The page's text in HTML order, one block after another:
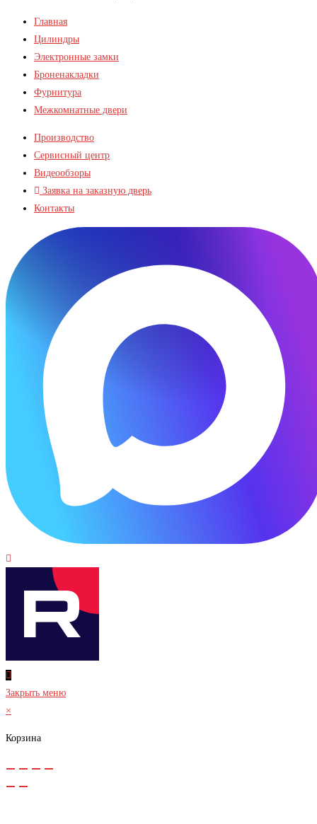
Главная
Цилиндры
Электронные замки
Броненакладки
Фурнитура
Межкомнатные двери
Производство
Сервисный центр
Видеообзоры
Заявка на заказную дверь
Контакты
Закрыть меню
×
Корзина